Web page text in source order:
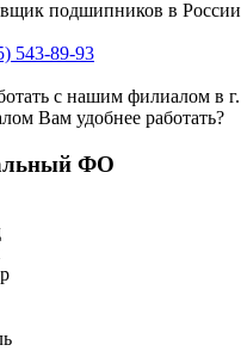
подшипников в России
543-89-93
с нашим филиалом в г.
Вам удобнее работать?
ФО